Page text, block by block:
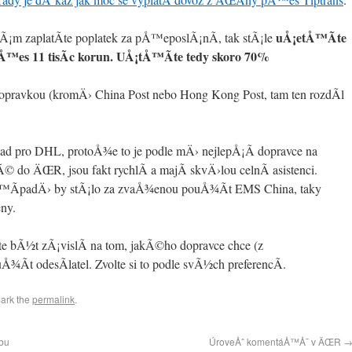
zaplatÃ­te poplatek za pÅ™eposlÃ¡nÃ­, tak stÃ¡leuÅ¡etÅ™Ã­te
11 tisÃ­c korun. UÅ¡tÅ™Ã­te tedy skoro 70%
(kromÄ› China Post nebo Hong Kong Post, tam ten rozdÃ­l
pro DHL, protoÅ¾e to je podle mÄ› nejlepÅ¡Ã­ dopravce na
do ÄŒR, jsou fakt rychlÃ­ a majÃ­ skvÄ›lou celnÃ­ asistenci.
by stÃ¡lo za zvaÅ¾enou pouÅ¾Ã­t EMS China, taky
bÃ½t zÃ¡vislÃ­ na tom, jakÃ©ho dopravce chce (z
odesÃ­latel. Zvolte si to podle svÃ½ch preferencÃ­.
the permalink.
ÚroveÅˆ komentáÅ™Å¯ v ÄŒR →